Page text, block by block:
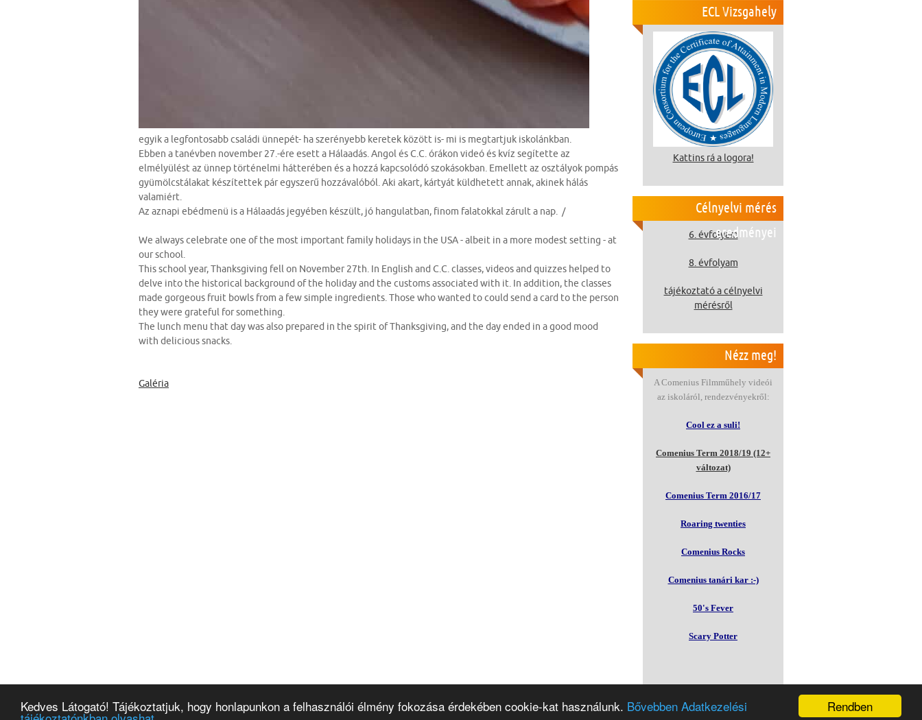
Rendben
Kedves Látogató! Tájékoztatjuk, hogy honlapunkon a felhasználói élmény fokozása érdekében cookie-kat használunk. Bővebben Adatkezelési
egyik a legfontosabb családi ünnepét- ha szerényebb keretek között is- mi is megtartjuk iskolánkban.
Ebben a tanévben november 27.-ére esett a Hálaadás. Angol és C.C. órákon videó és kvíz segítette az
elmélyülést az ünnep történelmi hátterében és a hozzá kapcsolódó szokásokban. Emellett az osztályok pompás
gyümölcstálakat készítettek pár egyszerű hozzávalóból. Aki akart, kártyát küldhetett annak, akinek hálás
valamiért.
Az aznapi ebédmenü is a Hálaadás jegyében készült, jó hangulatban, finom falatokkal zárult a nap. /
We always celebrate one of the most important family holidays in the USA - albeit in a more modest setting - at
our school.
This school year, Thanksgiving fell on November 27th. In English and C.C. classes, videos and quizzes helped to
delve into the historical background of the holiday and the customs associated with it. In addition, the classes
made gorgeous fruit bowls from a few simple ingredients. Those who wanted to could send a card to the person
they were grateful for something.
The lunch menu that day was also prepared in the spirit of Thanksgiving, and the day ended in a good mood
with delicious snacks.
Galéria
ECL Vizsgahely
Kattins rá a logora!
Célnyelvi mérés
eredményei
6. évfolyam
8. évfolyam
tájékoztató a célnyelvi
mérésről
Nézz meg!
A Comenius Filmműhely videói
az iskoláról, rendezvényekről:
Cool ez a suli!
Comenius Term 2018/19 (12+
változat)
Comenius Term 2016/17
Roaring twenties
Comenius Rocks
Comenius tanári kar :-)
50's Fever
Scary Potter
E-NAPLÓ MAGÁNTANULÓK SEGÉDANYAGOK ÓRAREND